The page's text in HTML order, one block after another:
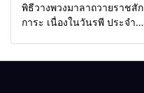
พิธีวางพวงมาลาถวายราชสัก
การะ เนื่องในวันรพี ประจำปี